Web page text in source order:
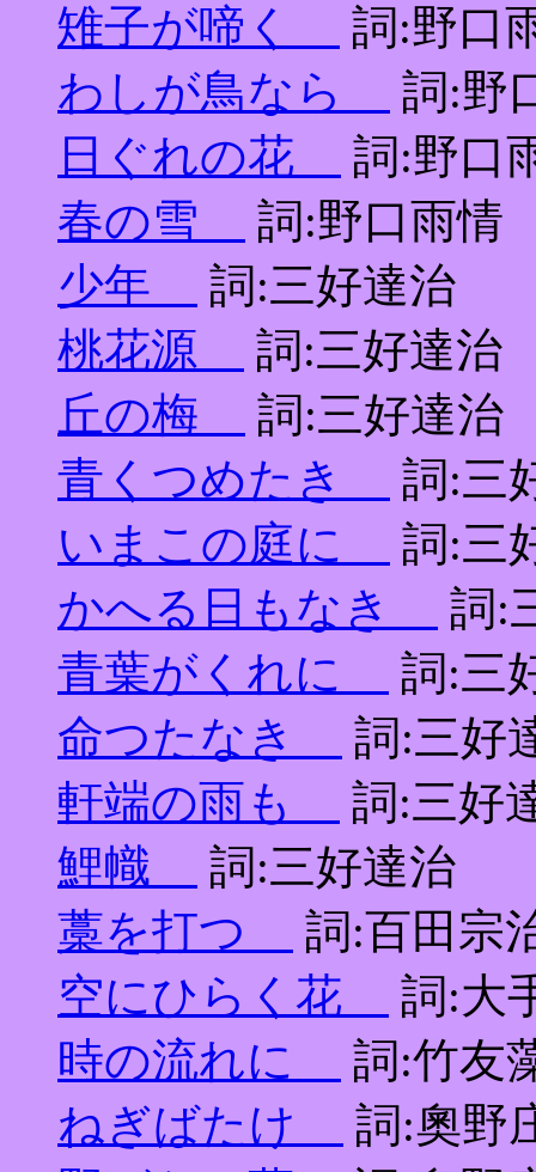
雉子が啼く
詞:野口
わしが鳥なら
詞:野
日ぐれの花
詞:野口
春の雪
詞:野口雨情
少年
詞:三好達治
桃花源
詞:三好達治
丘の梅
詞:三好達治
青くつめたき
詞:三
いまこの庭に
詞:三
かへる日もなき
詞:
青葉がくれに
詞:三
命つたなき
詞:三好
軒端の雨も
詞:三好
鯉幟
詞:三好達治
藁を打つ
詞:百田宗
空にひらく花
詞:大
時の流れに
詞:竹友
ねぎばたけ
詞:奧野